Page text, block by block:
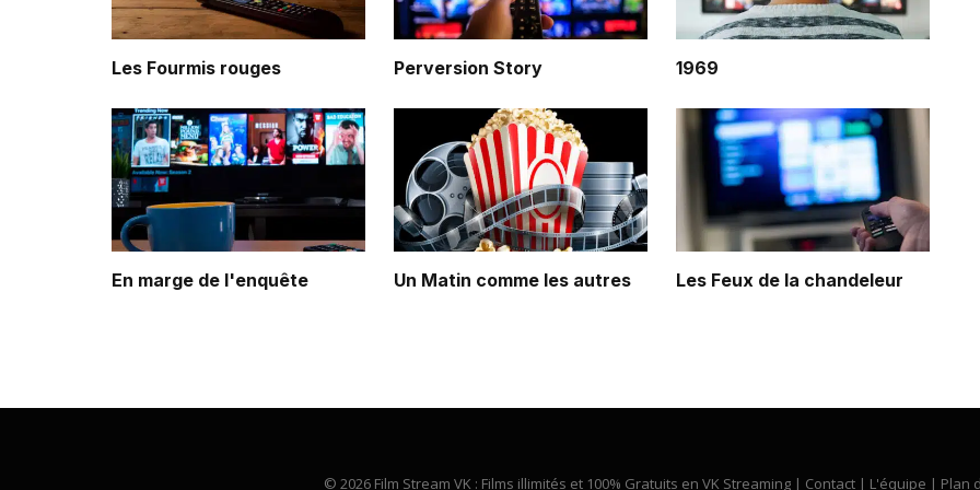
Les Fourmis rouges Perversion Story 1969
En marge de l'enquête Un Matin comme les autres Les Feux de la chandeleur
© 2026 Film Stream VK : Films illimités et 100% Gratuits en VK Streaming | Contact | L'équipe | Plan